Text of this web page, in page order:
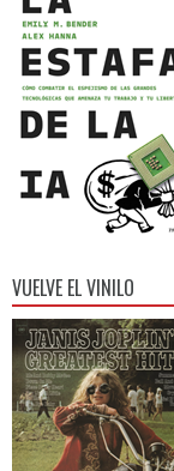
VUELVE EL VINILO